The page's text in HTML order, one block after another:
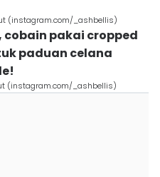
(instagram.com/_ashbellis)
cobain pakai cropped
paduan celana
(instagram.com/_ashbellis)